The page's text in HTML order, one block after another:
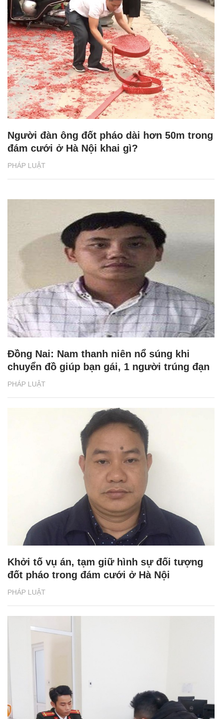
PHÁP LUẬT
Người đàn ông đốt pháo dài hơn 50m trong
đám cưới ở Hà Nội khai gì?
PHÁP LUẬT
Đồng Nai: Nam thanh niên nổ súng khi
chuyển đồ giúp bạn gái, 1 người trúng đạn
PHÁP LUẬT
Khởi tố vụ án, tạm giữ hình sự đối tượng
đốt pháo trong đám cưới ở Hà Nội